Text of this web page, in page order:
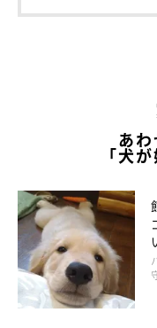
あ
「犬